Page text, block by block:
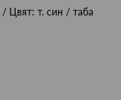
/ Цвят: т. син / таба